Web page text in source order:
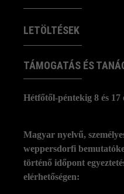
LETÖLTÉSEK
TÁMOGATÁS ÉS
Hétfőtől-péntekig 8 és
Magyar nyelvű,
weppersdorfi
történő időpont
elérhetőségen: